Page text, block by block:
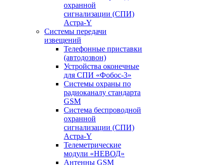
охранной
сигнализации (СПИ)
Астра-Y
Системы передачи
извещений
Телефонные приставки
(автодозвон)
Устройства оконечные
для СПИ «Фобос-3»
Системы охраны по
радиоканалу стандарта
GSM
Система беспроводной
охранной
сигнализации (СПИ)
Астра-Y
Телеметрические
модули «НЕВОД»
Антенны GSM